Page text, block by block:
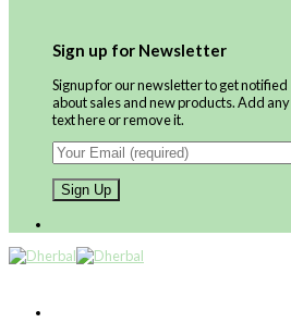
Sign up for Newsletter
Signup for our newsletter to get notified
about sales and new products. Add any
text here or remove it.